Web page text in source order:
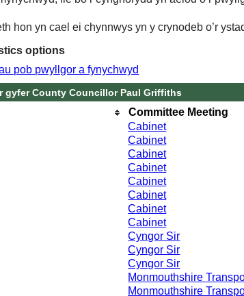
hon yn cael ei chynnwys yn y crynodeb o’r
options
pob pwyllgor a fynychwyd
gyfer County Councillor Paul Griffiths
Committee Meeting
Cabinet
Cabinet
Cabinet
Cabinet
Cabinet
Cabinet
Cabinet
Cabinet
Cyngor Sir
Cyngor Sir
Cyngor Sir
Monmouthshire
Monmouthshire